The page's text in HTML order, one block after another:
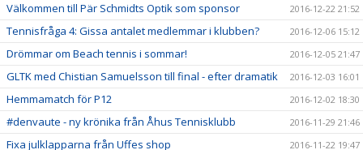
Välkommen till Pär Schmidts Optik som sponsor 2016-12-22 21:52
Tennisfråga 4: Gissa antalet medlemmar i klubben? 2016-12-06 15:12
Drömmar om Beach tennis i sommar! 2016-12-05 21:47
GLTK med Chistian Samuelsson till final - efter dramatik 2016-12-03 16:01
Hemmamatch för P12 2016-12-02 18:30
#denvaute - ny krönika från Åhus Tennisklubb 2016-11-29 21:46
Fixa julklapparna från Uffes shop 2016-11-22 19:47